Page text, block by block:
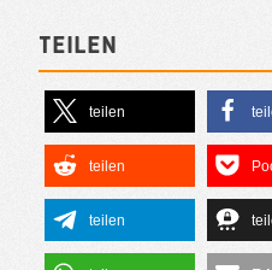
Teilen
teilen
teilen
teilen